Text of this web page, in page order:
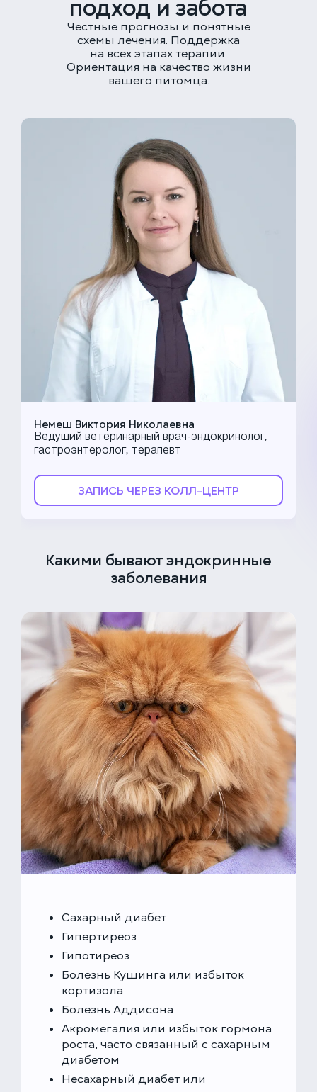
подход и забота
Честные прогнозы и понятные
схемы лечения. Поддержка
на всех этапах терапии.
Ориентация на качество жизни
вашего питомца.
Немеш Виктория Николаевна
Ведущий ветеринарный врач-эндокринолог,
гастроэнтеролог, терапевт
ЗАПИСЬ ЧЕРЕЗ КОЛЛ-ЦЕНТР
Какими бывают эндокринные
заболевания
Сахарный диабет
Гипертиреоз
Гипотиреоз
Болезнь Кушинга или избыток
кортизола
Болезнь Аддисона
Акромегалия или избыток гормона
роста, часто связанный с сахарным
диабетом
Несахарный диабет или
+7 (499) 288-80-36
Клиника на Карамышевской набережной
Москва, Карамышевская наб., 2А
+7 (499) 288-80-36